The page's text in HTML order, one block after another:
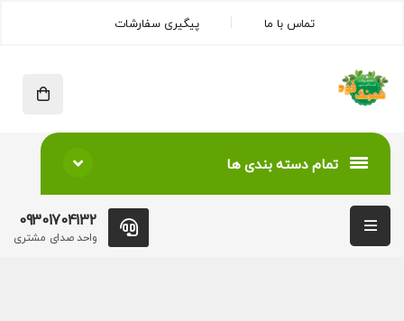
تماس با ما پیگیری سفارشات
تمام دسته بندی ها
09301704132
واحد صدای مشتری